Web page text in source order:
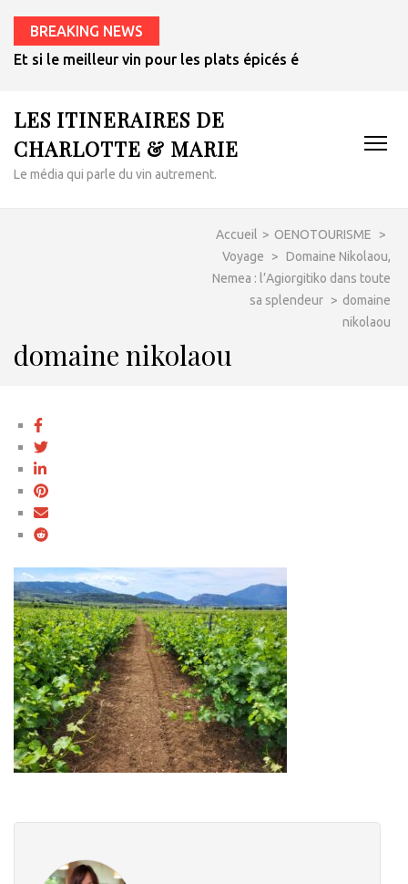
BREAKING NEWS
Et si le meilleur vin pour les plats épicés était un rosé de
LES ITINERAIRES DE
CHARLOTTE & MARIE
Le média qui parle du vin autrement.
Accueil > OENOTOURISME
>
Voyage
> Domaine Nikolaou,
Nemea : l’Agiorgitiko dans toute
sa splendeur > domaine
nikolaou
domaine nikolaou